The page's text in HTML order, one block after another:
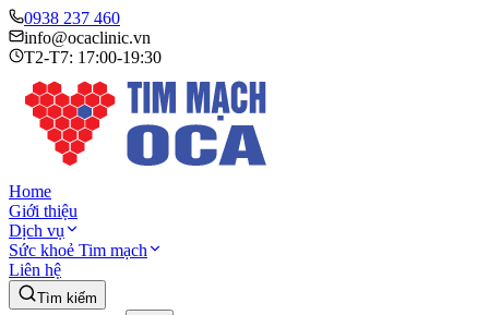
0938 237 460
info@ocaclinic.vn
T2-T7: 17:00-19:30
Home
Giới thiệu
Dịch vụ
Sức khoẻ Tim mạch
Liên hệ
Tìm kiếm